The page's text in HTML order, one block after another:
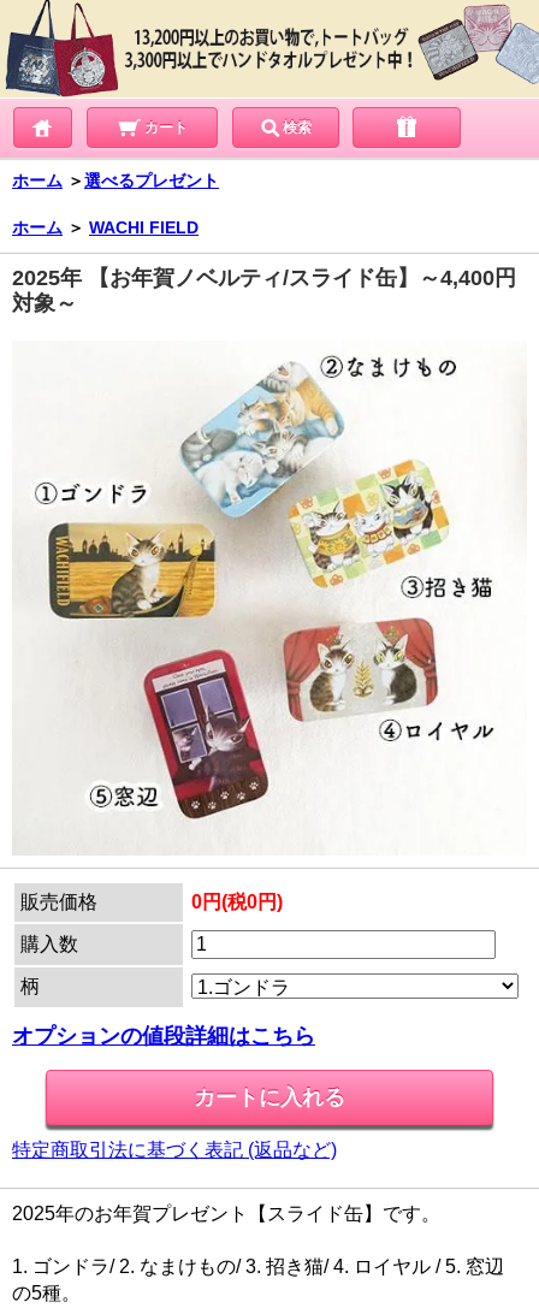
カート 検索
ホーム ＞選べるプレゼント
ホーム ＞ WACHI FIELD
2025年 【お年賀ノベルティ/スライド缶】～4,400円
対象～
販売価格 0円(税0円)
購入数
柄
オプションの値段詳細はこちら
特定商取引法に基づく表記 (返品など)
2025年のお年賀プレゼント【スライド缶】です。
1. ゴンドラ/ 2. なまけもの/ 3. 招き猫/ 4. ロイヤル / 5. 窓辺
の5種。